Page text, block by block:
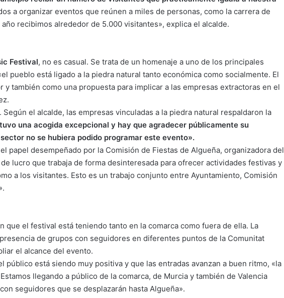
a organizar eventos que reúnen a miles de personas, como la carrera de
recibimos alrededor de 5.000 visitantes», explica el alcalde.
Festival, no es casual. Se trata de un homenaje a uno de los principales
pueblo está ligado a la piedra natural tanto económica como socialmente. El
también como una propuesta para implicar a las empresas extractoras en el
el alcalde, las empresas vinculadas a la piedra natural respaldaron la
una acogida excepcional y hay que agradecer públicamente su
no se hubiera podido programar este evento».
papel desempeñado por la Comisión de Fiestas de Algueña, organizadora del
lucro que trabaja de forma desinteresada para ofrecer actividades festivas y
a los visitantes. Esto es un trabajo conjunto entre Ayuntamiento, Comisión
que el festival está teniendo tanto en la comarca como fuera de ella. La
de grupos con seguidores en diferentes puntos de la Comunitat
el alcance del evento.
público está siendo muy positiva y que las entradas avanzan a buen ritmo, «la
llegando a público de la comarca, de Murcia y también de Valencia
seguidores que se desplazarán hasta Algueña».